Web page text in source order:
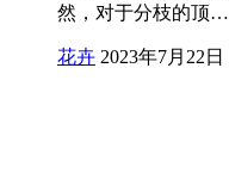
然，对于分枝的顶…
花卉 2023年7月22日